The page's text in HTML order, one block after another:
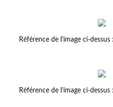
Référence de l'image ci-
Référence de l'image ci-